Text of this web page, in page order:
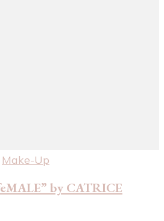
Make-Up
by CATRICE